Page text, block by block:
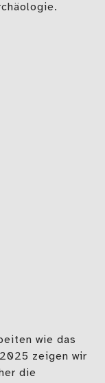
wie das
zeigen wir
die